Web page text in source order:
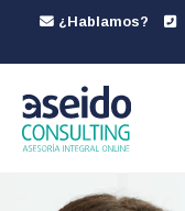
¿Hablamos?